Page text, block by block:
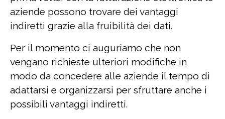
aziende possono trovare dei vantaggi
indiretti grazie alla fruibilità dei dati.
Per il momento ci auguriamo che non
vengano richieste ulteriori modifiche in
modo da concedere alle aziende il tempo di
adattarsi e organizzarsi per sfruttare anche i
possibili vantaggi indiretti.